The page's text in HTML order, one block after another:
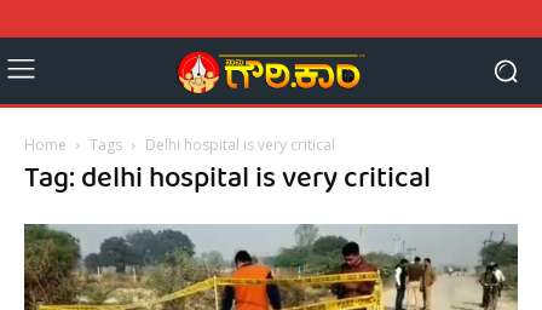
Home Tags Delhi hospital is very critical
Tag: delhi hospital is very critical